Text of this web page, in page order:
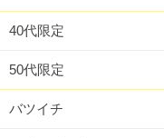
40代限定
50代限定
バツイチ